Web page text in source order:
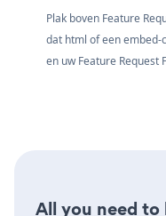
Plak boven Feature
dat html of een embed-
en uw Feature Request
All you need